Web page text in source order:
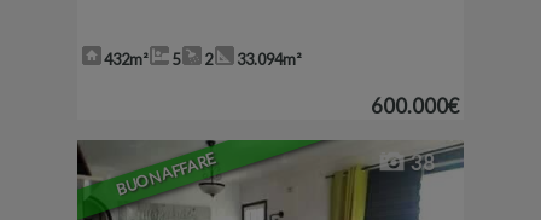
432m² 5 2 33.094m²
600.000€
BUON AFFARE 38